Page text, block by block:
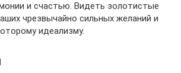
и счастью. Видеть золотистые
чрезвычайно сильных желаний и
идеализму.